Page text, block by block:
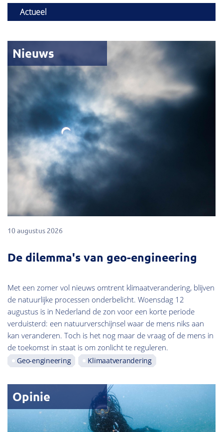
Actueel
Nieuws
10 augustus 2026
De dilemma's van geo-engineering
Met een zomer vol nieuws omtrent klimaatverandering, blijven
de natuurlijke processen onderbelicht. Woensdag 12
augustus is in Nederland de zon voor een korte periode
verduisterd: een natuurverschijnsel waar de mens niks aan
kan veranderen. Toch is het nog maar de vraag of de mens in
de toekomst in staat is om zonlicht te reguleren.
Geo-engineering Klimaatverandering
Opinie